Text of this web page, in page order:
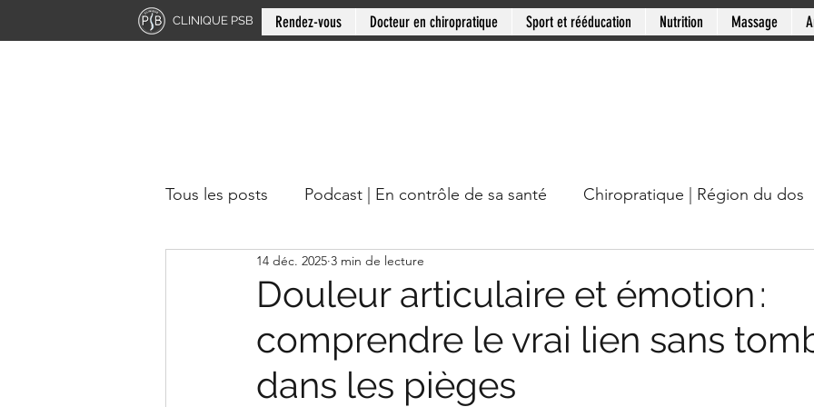
CLINIQUE PSB Rendez-vous Docteur en chiropratique Sport et rééducation Nutrition Massage
Tous les posts Podcast | En contrôle de sa santé Chiropratique | Région du dos
Chiropratique | Région du cou
Docteur en chiropratique Mini-série: Douleur chronique Clinique PSB:
Douleur articulaire et émotion :
comprendre le vrai lien sans
dans les pièges
14 déc. 2025 3 min de lecture